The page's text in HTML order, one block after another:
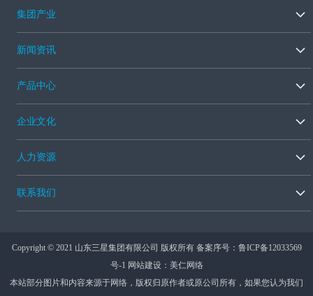
集团产业
新闻资讯
产品中心
企业文化
人力资源
联系我们
Copyright © 2021 山东三星集团有限公司 版权所有 备案序号： 鲁ICP备12033569
号-1 网站建设：美仁网络
本站部分图片和内容来源于网络，版权归原作者或原公司所有，如果您认为我们